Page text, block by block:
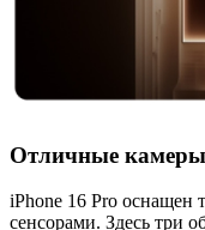
Отличные камеры
iPhone 16 Pro оснащен
сенсорами. Здесь три